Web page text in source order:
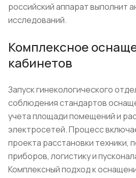
российский аппарат выполнит
исследований.
Комплексное
кабинетов
Запуск гинекологического
соблюдения стандартов
учета площади помещений и
электросетей. Процесс
проекта расстановки техники,
приборов, логистику и
Комплексный подход к